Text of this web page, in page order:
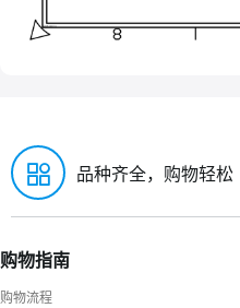
品种齐全，购物轻松
购物指南
购物流程